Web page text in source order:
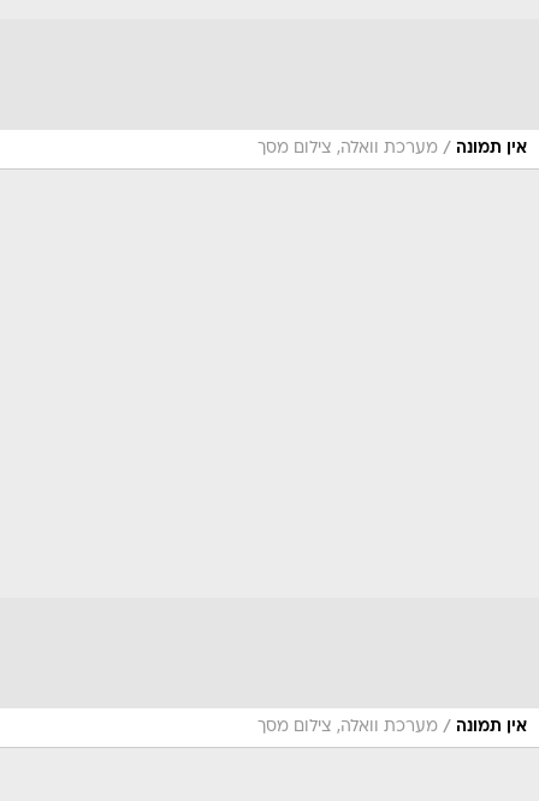
אין תמונה / מערכת וואלה, צילום מסך
אין תמונה / מערכת וואלה, צילום מסך